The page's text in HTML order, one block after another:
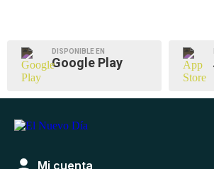
DISPONIBLE EN
Google Play
Mi cuenta